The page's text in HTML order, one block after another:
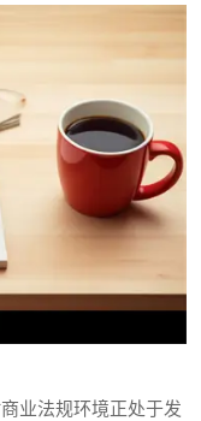
业法规环境正处于发